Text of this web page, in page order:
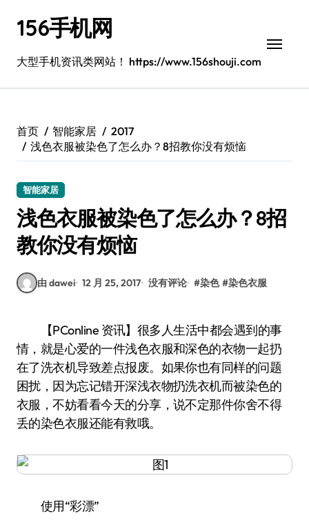
156手机网
大型手机资讯类网站！ https://www.156shouji.com
首页 智能家居
2017
浅色衣服被染色了怎么办？8招教你没有烦恼
智能家居
浅色衣服被染色了怎么办？8招
教你没有烦恼
由 dawei 12 月 25, 2017 没有评论 #染色 #染色衣服
【PConline 资讯】很多人生活中都会遇到的事
情，就是心爱的一件浅色衣服和深色的衣物一起扔
在了洗衣机导致差点报废。如果你也有同样的问题
困扰，因为忘记错开深浅衣物扔洗衣机而被染色的
衣服，不妨看看今天的分享，说不定那件你舍不得
丢的染色衣服还能有救哦。
使用“彩漂”